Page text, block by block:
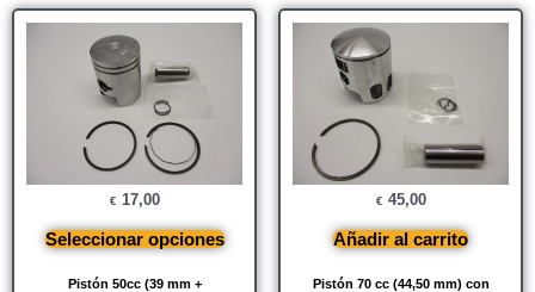
Pistón 50cc (39 mm +
€ 17,00
Seleccionar opciones
Pistón 70 cc (44,50 mm) con
€ 45,00
Añadir al carrito